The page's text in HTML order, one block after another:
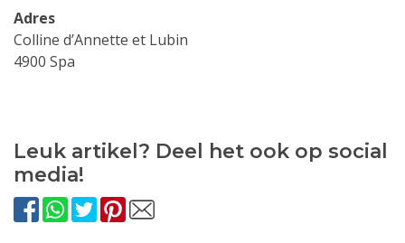
Adres
Colline d’Annette et Lubin
4900 Spa
Leuk artikel? Deel het ook op social
media!